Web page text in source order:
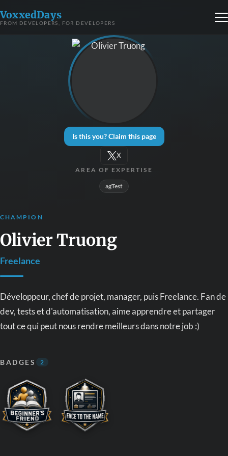
VoxxedDays
FROM DEVELOPERS, FOR DEVELOPERS
Is this you? Claim this page
X
AREA OF EXPERTISE
agTest
CHAMPION
Olivier Truong
Freelance
Développeur, chef de projet, manager, puis Freelance. Fan de
dev, tests et d'automatisation, aime apprendre et partager
tout ce qui peut nous rendre meilleurs dans notre job :)
BADGES 2